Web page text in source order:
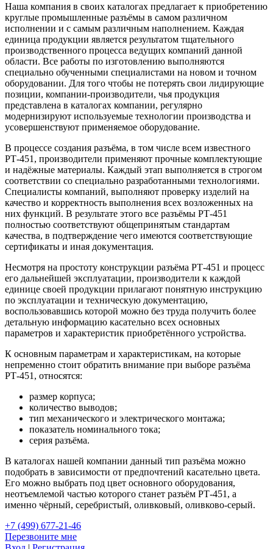
Наша компания в своих каталогах предлагает к приобретению
круглые промышленные разъёмы в самом различном
исполнении и с самым различным наполнением. Каждая
единица продукции является результатом тщательного
производственного процесса ведущих компаний данной
области. Все работы по изготовлению выполняются
специально обученными специалистами на новом и точном
оборудовании. Для того чтобы не потерять свои лидирующие
позиции, компании-производители, чья продукция
представлена в каталогах компании, регулярно
модернизируют используемые технологии производства и
усовершенствуют применяемое оборудование.
В процессе создания разъёма, в том числе всем известного
РТ-451, производители применяют прочные комплектующие
и надёжные материалы. Каждый этап выполняется в строгом
соответствии со специально разработанными технологиями.
Специалисты компаний, выполняют проверку изделий на
качество и корректность выполнения всех возложенных на
них функций. В результате этого все разъёмы РТ-451
полностью соответствуют общепринятым стандартам
качества, в подтверждение чего имеются соответствующие
сертификаты и иная документация.
Несмотря на простоту конструкции разъёма РТ-451 и процесс
его дальнейшей эксплуатации, производители к каждой
единице своей продукции прилагают понятную инструкцию
по эксплуатации и техническую документацию,
воспользовавшись которой можно без труда получить более
детальную информацию касательно всех основных
параметров и характеристик приобретённого устройства.
К основным параметрам и характеристикам, на которые
непременно стоит обратить внимание при выборе разъёма
РТ-451, относятся:
размер корпуса;
количество выводов;
тип механического и электрического монтажа;
показатель номинального тока;
серия разъёма.
В каталогах нашей компании данный тип разъёма можно
подобрать в зависимости от предпочтений касательно цвета.
Его можно выбрать под цвет основного оборудования,
неотъемлемой частью которого станет разъём РТ-451, а
именно чёрный, серебристый, оливковый, оливково-серый.
+7 (499) 677-21-46
Перезвоните мне